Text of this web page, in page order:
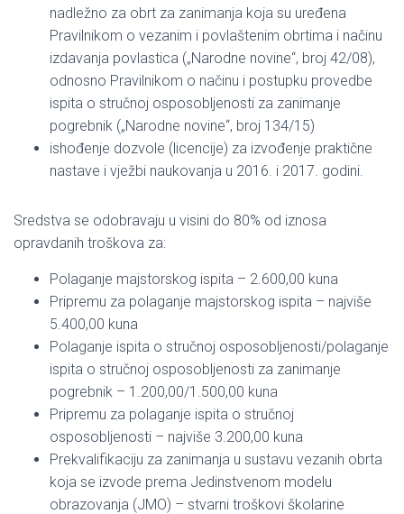
nadležno za obrt za zanimanja koja su uređena
Pravilnikom o vezanim i povlaštenim obrtima i načinu
izdavanja povlastica („Narodne novine“, broj 42/08),
odnosno Pravilnikom o načinu i postupku provedbe
ispita o stručnoj osposobljenosti za zanimanje
pogrebnik („Narodne novine“, broj 134/15)
ishođenje dozvole (licencije) za izvođenje praktične
nastave i vježbi naukovanja u 2016. i 2017. godini.
Sredstva se odobravaju u visini do 80% od iznosa
opravdanih troškova za:
Polaganje majstorskog ispita – 2.600,00 kuna
Pripremu za polaganje majstorskog ispita – najviše
5.400,00 kuna
Polaganje ispita o stručnoj osposobljenosti/polaganje
ispita o stručnoj osposobljenosti za zanimanje
pogrebnik – 1.200,00/1.500,00 kuna
Pripremu za polaganje ispita o stručnoj
osposobljenosti – najviše 3.200,00 kuna
Prekvalifikaciju za zanimanja u sustavu vezanih obrta
koja se izvode prema Jedinstvenom modelu
obrazovanja (JMO) – stvarni troškovi školarine